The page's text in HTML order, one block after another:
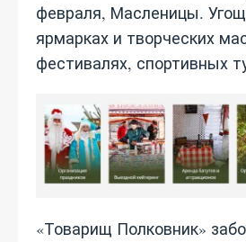
февраля, Масленицы.
ярмарках и творческих
фестивалях, спортивных
«Товарищ Полковник»